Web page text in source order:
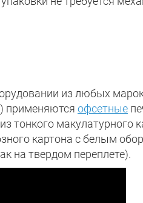
из любых
применяются офсетные
макулатурного
картона с белым
на твердом переплете).